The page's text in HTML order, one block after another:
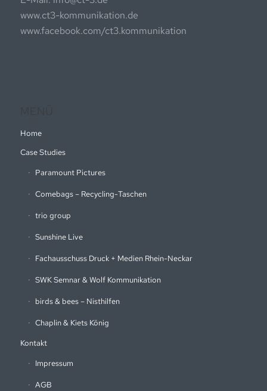
www.ct3-kommunikation.de
www.facebook.com/ct3.kommunikation
MENÜ
Home
Case Studies
Paramount Pictures
Comebags – Recycling-Taschen
trio group
Sunshine Live
Fachausschuss Druck + Medien Rhein-Neckar
SWK Semnar & Wolf Kommunikation
birds & bees – Nisthilfen
Chaplin & Kiets König
Kontakt
Impressum
AGB